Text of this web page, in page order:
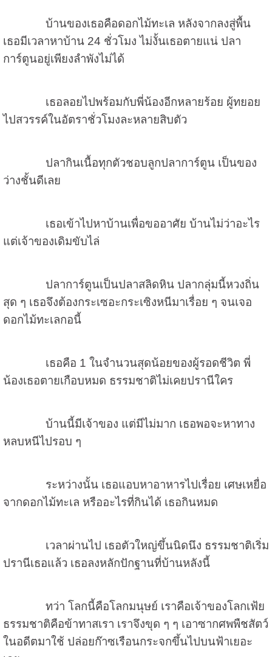
บ้านของเธอคือดอกไม้ทะเล หลังจากลงสู่พื้น
เธอมีเวลาหาบ้าน 24 ชั่วโมง ไม่งั้นเธอตายแน่ ปลา
การ์ตูนอยู่เพียงลำพังไม่ได้
เธอลอยไปพร้อมกับพี่น้องอีกหลายร้อย ผู้ทยอย
ไปสวรรค์ในอัตราชั่วโมงละหลายสิบตัว
ปลากินเนื้อทุกตัวชอบลูกปลาการ์ตูน เป็นของ
ว่างชั้นดีเลย
เธอเข้าไปหาบ้านเพื่อขออาศัย บ้านไม่ว่าอะไร
แต่เจ้าของเดิมขับไล่
ปลาการ์ตูนเป็นปลาสลิดหิน ปลากลุ่มนี้หวงถิ่น
สุด ๆ เธอจึงต้องกระเซอะกระเซิงหนีมาเรื่อย ๆ จนเจอ
ดอกไม้ทะเลกอนี้
เธอคือ 1 ในจำนวนสุดน้อยของผู้รอดชีวิต พี่
น้องเธอตายเกือบหมด ธรรมชาติไม่เคยปรานีใคร
บ้านนี้มีเจ้าของ แต่มีไม่มาก เธอพอจะหาทาง
หลบหนีไปรอบ ๆ
ระหว่างนั้น เธอแอบหาอาหารไปเรื่อย เศษเหยื่อ
จากดอกไม้ทะเล หรืออะไรที่กินได้ เธอกินหมด
เวลาผ่านไป เธอตัวใหญ่ขึ้นนิดนึง ธรรมชาติเริ่ม
ปรานีเธอแล้ว เธอลงหลักปักฐานที่บ้านหลังนี้
ทว่า โลกนี้คือโลกมนุษย์ เราคือเจ้าของโลกเฟ้ย
ธรรมชาติคือข้าทาสเรา เราจึงขุด ๆ ๆ เอาซากศพพืชสัตว์
ในอดีตมาใช้ ปล่อยก๊าซเรือนกระจกขึ้นไปบนฟ้าเยอะ